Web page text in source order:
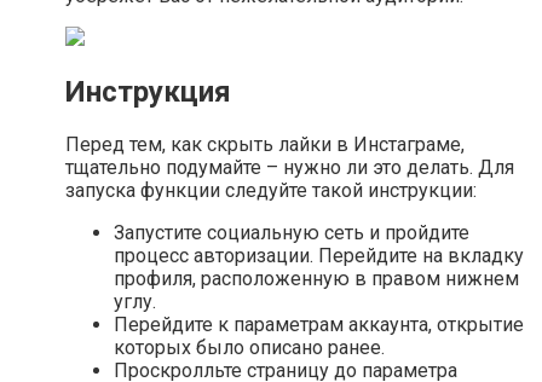
Инструкция
Перед тем, как скрыть лайки в Инстаграме,
тщательно подумайте – нужно ли это делать. Для
запуска функции следуйте такой инструкции:
Запустите социальную сеть и пройдите
процесс авторизации. Перейдите на вкладку
профиля, расположенную в правом нижнем
углу.
Перейдите к параметрам аккаунта, открытие
которых было описано ранее.
Проскролльте страницу до параметра